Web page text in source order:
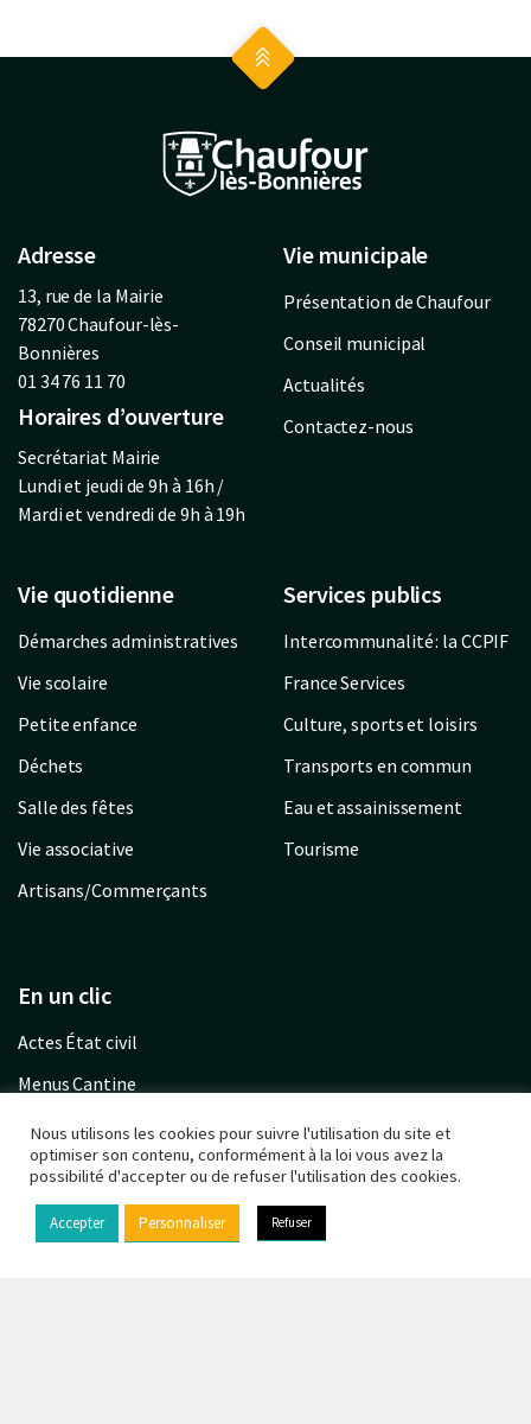
Adresse
13, rue de la Mairie
78270 Chaufour-lès-
Bonnières
01 34 76 11 70
Horaires d’ouverture
Secrétariat Mairie
Lundi et jeudi de 9h à 16h /
Mardi et vendredi de 9h à 19h
Vie municipale
Présentation de Chaufour
Conseil municipal
Actualités
Contactez-nous
Vie quotidienne
Démarches administratives
Vie scolaire
Petite enfance
Déchets
Salle des fêtes
Vie associative
Artisans/Commerçants
Services publics
Intercommunalité : la CCPIF
France Services
Culture, sports et loisirs
Transports en commun
Eau et assainissement
Tourisme
En un clic
Actes État civil
Menus Cantine
Garderie communale
Urbanisme PLU
Calendrier déchets
Nous utilisons les cookies pour suivre l'utilisation du site et
optimiser son contenu, conformément à la loi vous avez la
possibilité d'accepter ou de refuser l'utilisation des cookies.
Accepter Personnaliser Refuser